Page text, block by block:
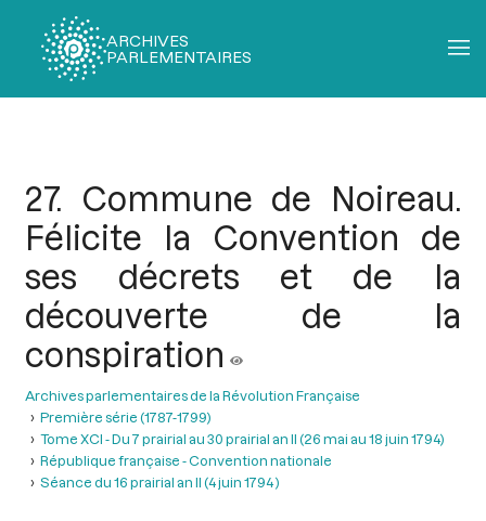
ARCHIVES
PARLEMENTAIRES
27. Commune de Noireau.
Félicite la Convention de
ses décrets et de la
découverte de la
conspiration
Archives parlementaires de la Révolution Française
Première série (1787-1799)
Tome XCI - Du 7 prairial au 30 prairial an II (26 mai au 18 juin 1794)
République française - Convention nationale
Séance du 16 prairial an II (4 juin 1794 )